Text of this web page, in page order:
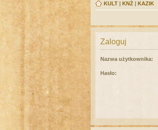
KULT | KNŻ | KAZIK
Zaloguj
Nazwa użytkownika:
Hasło: